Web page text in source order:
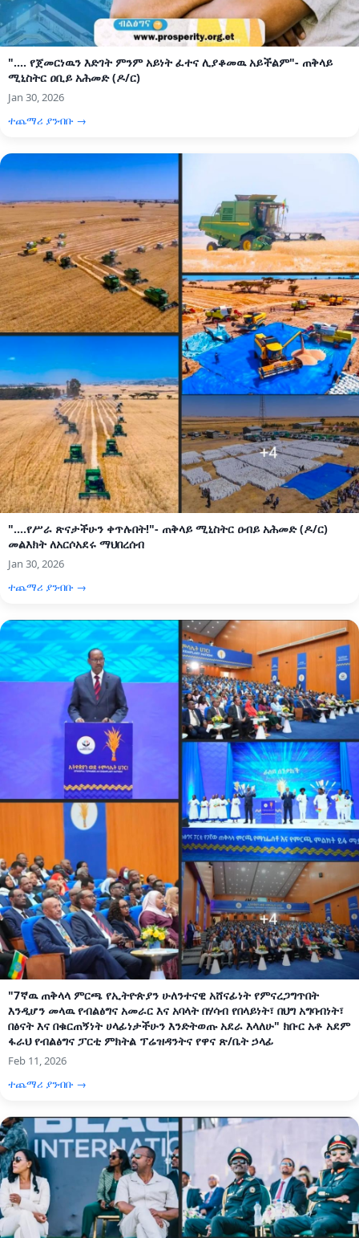
".... የጀመርነዉን እድገት ምንም አይነት ፈተና ሊያቆመዉ አይችልም"- ጠቅላይ
ሚኒስትር ዐቢይ አሕመድ (ዶ/ር)
Jan 30, 2026
ተጨማሪ ያንብቡ →
"....የሥራ ጽናታችሁን ቀጥሉበት!"- ጠቅላይ ሚኒስትር ዐብይ አሕመድ (ዶ/ር)
መልእክት ለአርሶአደሩ ማህበረሰብ
Jan 30, 2026
ተጨማሪ ያንብቡ →
"7ኛዉ ጠቅላላ ምርጫ የኢትዮጵያን ሁለንተናዊ አሸናፊነት የምናረጋግጥበት
እንዲሆን መላዉ የብልፅግና አመራር እና አባላት በሃሳብ የበላይነት፣ በህግ አግባብነት፣
በፅናት እና በቁርጠኝነት ሀላፊነታችሁን እንድትወጡ አደራ እላለሁ" ክቡር አቶ አደም
ፋራህ የብልፅግና ፓርቲ ምክትል ፕሬዝዳንትና የዋና ጽ/ቤት ኃላፊ
Feb 11, 2026
ተጨማሪ ያንብቡ →